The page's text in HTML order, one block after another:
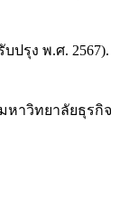
รุง พ.ศ. 2567).
หาวิทยาลัยธุรกิจ